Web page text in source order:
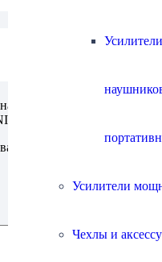
Усилители
Чехлы и
“Интегральный
ANNIVERSARY”
Обязательные поля